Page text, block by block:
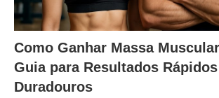
Como Ganhar Massa
Guia para Resultados
Duradouros